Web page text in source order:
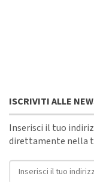
ISCRIVITI ALLE
Inserisci il tuo
direttamente nella
Indirizzo email